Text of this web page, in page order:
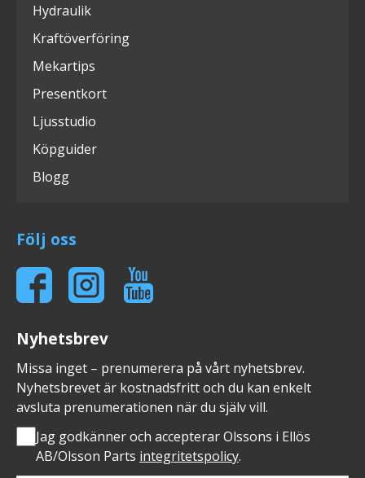
Hydraulik
Kraftöverföring
Mekartips
Presentkort
Ljusstudio
Köpguider
Blogg
Följ oss
Nyhetsbrev
Missa inget – prenumerera på vårt nyhetsbrev.
Nyhetsbrevet är kostnadsfritt och du kan enkelt
avsluta prenumerationen när du själv vill.
Jag godkänner och accepterar Olssons i Ellös
AB/Olsson Parts integritetspolicy.